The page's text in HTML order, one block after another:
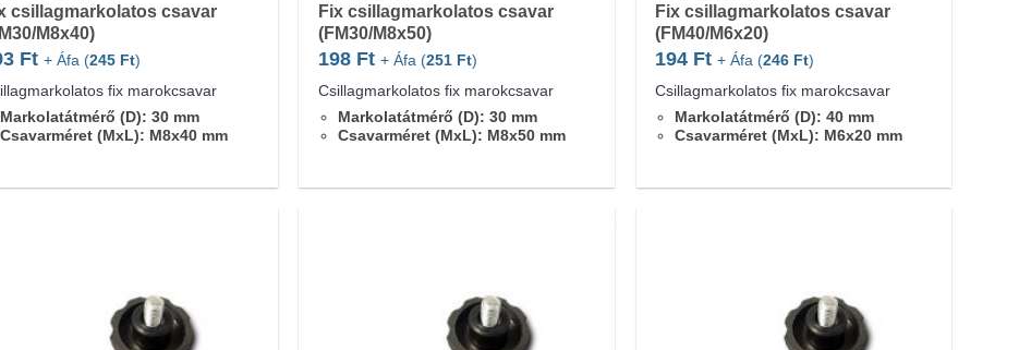
csillagmarkolatos csavar
M8x40)
Ft + Áfa (245 Ft)
fix marokcsavar
Markolatátmérő (D): 30 mm
Csavarméret (MxL): M8x40 mm
Fix csillagmarkolatos csavar
(FM30/M8x50)
198 Ft + Áfa (251 Ft)
Csillagmarkolatos fix marokcsavar
Markolatátmérő (D): 30 mm
Csavarméret (MxL): M8x50 mm
Fix csillagmarkolatos csavar
(FM40/M6x20)
194 Ft + Áfa (246 Ft)
Csillagmarkolatos fix marokcsavar
Markolatátmérő (D): 40 mm
Csavarméret (MxL): M6x20 mm